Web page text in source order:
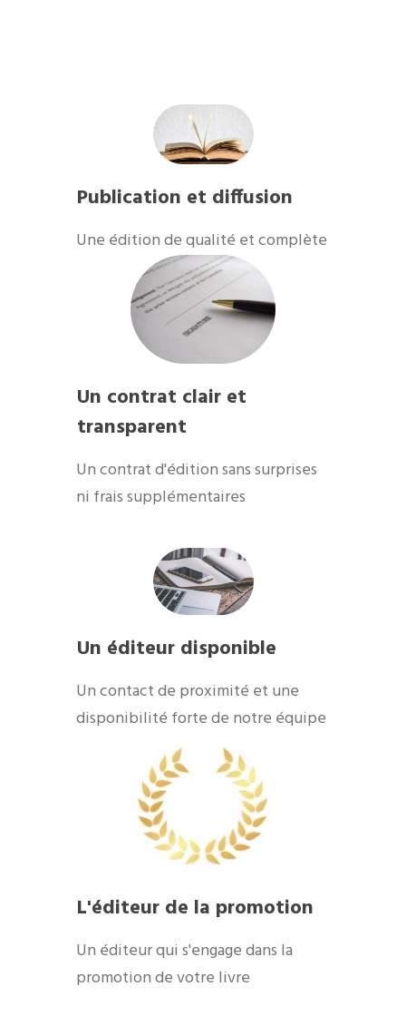
Publication et diffusion
​Une édition de qualité et complète
Un contrat clair et
transparent
Un contrat d'édition sans surprises
ni frais supplémentaires
Un éditeur disponible
​Un contact de proximité et une
disponibilité forte de notre équipe
​L'éditeur de la promotion
​Un éditeur qui s'engage dans la
promotion de votre livre